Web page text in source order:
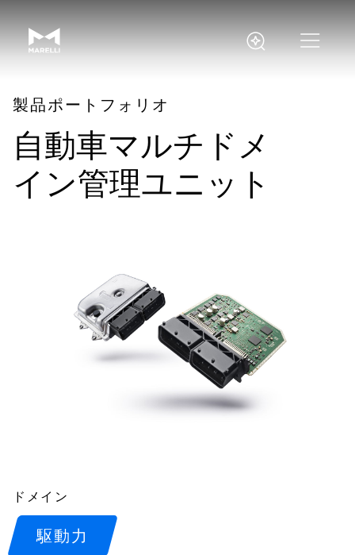
製品ポートフォリオ
自動車マルチドメ
イン管理ユニット
ドメイン
駆動力